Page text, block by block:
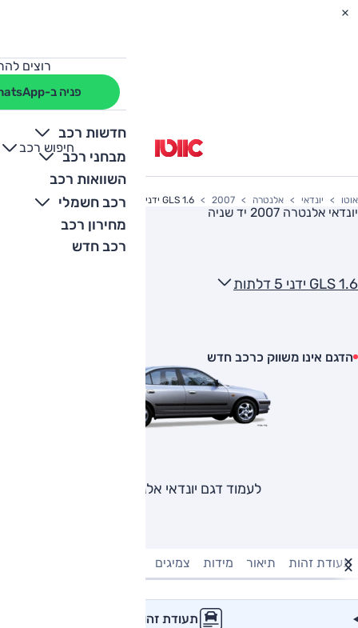
רוצים
פניה ב-WhatsApp
חדשות רכב
מבחני רכב
השוואות רכב
רכב חשמלי
מחירון רכב
רכב חדש
חיפוש רכב
+
-
אוטו יונדאי אלנטרה 2007 1.6 GLS ידני 5 דלתות
יונדאי אלנטרה 2007 יד שניה
1.6 GLS ידני 5 דלתות
הדגם אינו משווק כרכב חדש
לעמוד דגם יונדאי אלנטרה
תעודת זהות תיאור מידות צמיגים
תעודת זהות